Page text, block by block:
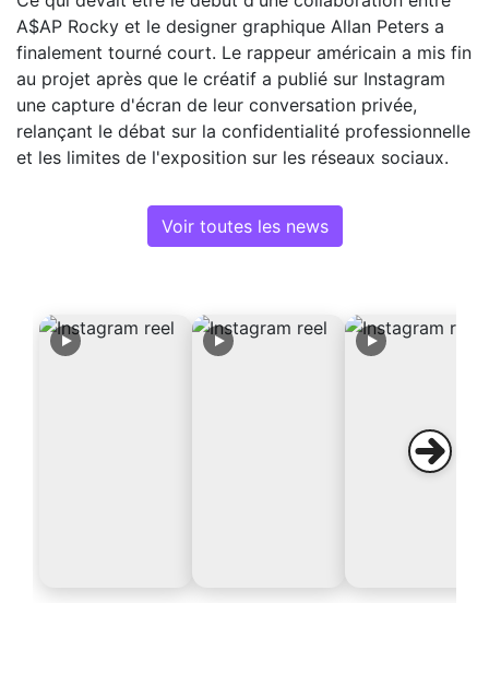
A$AP Rocky et le designer graphique Allan Peters a
finalement tourné court. Le rappeur américain a mis fin
au projet après que le créatif a publié sur Instagram
une capture d'écran de leur conversation privée,
relançant le débat sur la confidentialité professionnelle
et les limites de l'exposition sur les réseaux sociaux.
Voir toutes les news